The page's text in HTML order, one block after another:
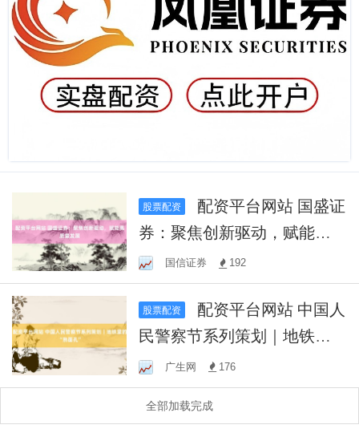
股票配资
券：聚焦创新驱动，赋能高
质量发展
国信证券 192
股票配资
民警察节系列策划｜地铁里
的“熟面孔”
广生网 176
全部加载完成